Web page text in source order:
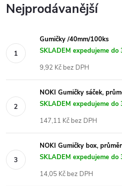
Nejprodávanější
Gumičky /40mm/100ks
SKLADEM expedujeme do
9,92 Kč bez DPH
NOKI Gumičky sáček,
SKLADEM expedujeme do
147,11 Kč bez DPH
NOKI Gumičky box,
SKLADEM expedujeme do
14,05 Kč bez DPH